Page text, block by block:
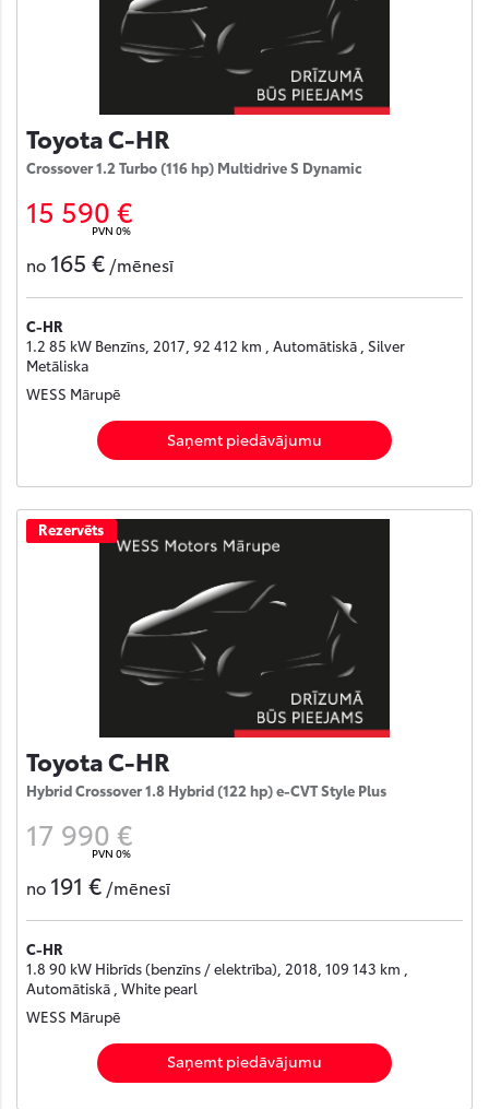
Toyota C-HR
Crossover 1.2 Turbo (116 hp) Multidrive S Dynamic
15 590 €
PVN 0%
no 165 € /mēnesī
C-HR
1.2 85 kW Benzīns, 2017, 92 412 km , Automātiskā , Silver
Metāliska
WESS Mārupē
Saņemt piedāvājumu
Rezervēts
Toyota C-HR
Hybrid Crossover 1.8 Hybrid (122 hp) e-CVT Style Plus
17 990 €
PVN 0%
no 191 € /mēnesī
C-HR
1.8 90 kW Hibrīds (benzīns / elektrība), 2018, 109 143 km ,
Automātiskā , White pearl
WESS Mārupē
Saņemt piedāvājumu